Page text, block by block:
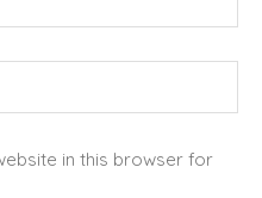
in this browser for